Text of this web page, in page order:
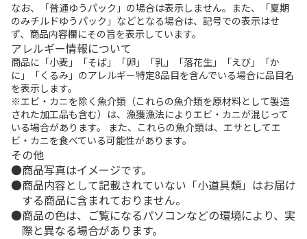
なお、「普通ゆうパック」の場合は表示しません。また、「夏期
のみチルドゆうパック」などとなる場合は、記号での表示はせ
ず、商品内容欄にその旨を表示しています。
アレルギー情報について
商品に「小麦」「そば」「卵」「乳」「落花生」「えび」「か
に」「くるみ」のアレルギー特定8品目を含んでいる場合に品目名
を表示します。
※エビ・カニを除く魚介類（これらの魚介類を原材料として製造
された加工品も含む）は、漁獲漁法によりエビ・カニが混じって
いる場合があります。 また、これらの魚介類は、エサとしてエ
ビ・カニを食べている可能性があります。
その他
商品写真はイメージです。
商品内容として記載されていない「小道具類」はお届け
する商品に含まれておりません。
商品の色は、ご覧になるパソコンなどの環境により、実
際と異なる場合があります。